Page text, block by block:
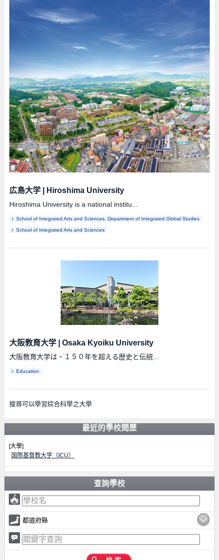
広島大学| Hiroshima University
Hiroshima University is a national institu...
School of Integrated Arts and Sciences, Department of Integrated Global Studies
School of Integrated Arts and Sciences
大阪教育大学| Osaka Kyoiku University
大阪教育大学は、１５０年を超える歴史と伝統...
Education
搜尋可以學習綜合科學之大學
最近的學校閱歷
[大學]
国際基督教大学（ICU）
查詢學校
都道府縣